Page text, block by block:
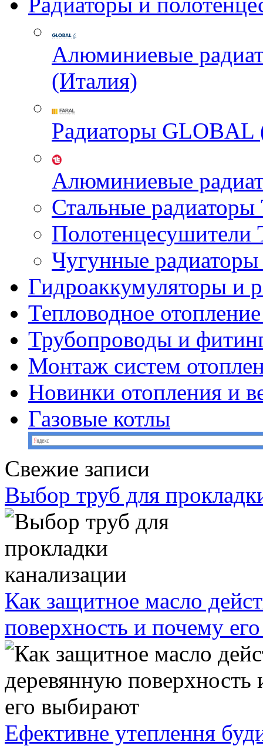
Алюминиевые
(Италия)
Радиаторы GLOBAL
Алюминиевые
Стальные
Чугунные
Гидроаккумуляторы и
Тепловодное
Трубопроводы и
Монтаж систем
Новинки отопления и
Газовые котлы
Свежие записи
Выбор труб для
Как защитное масло
поверхность и почему
Ефективне утеплення